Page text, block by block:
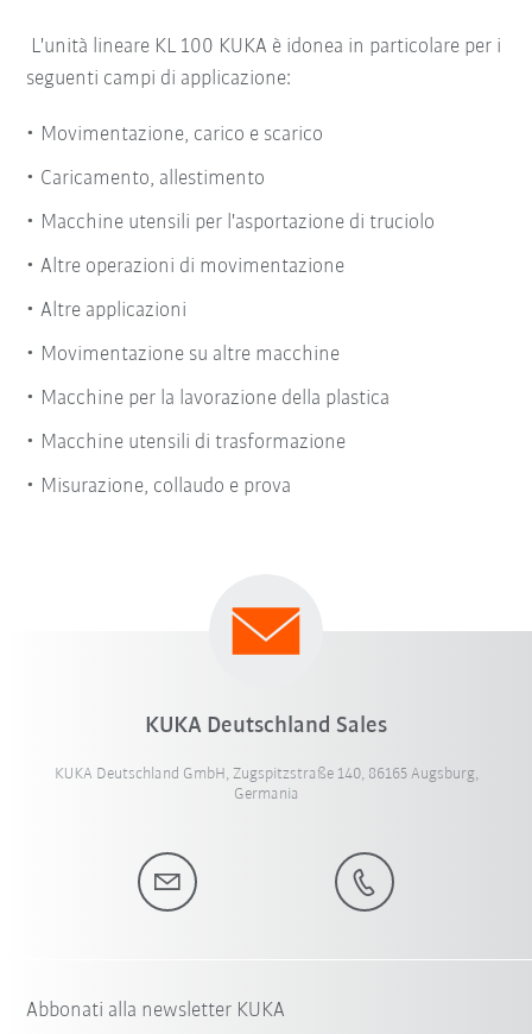
L'unità lineare KL 100 KUKA è idonea in particolare per i
seguenti campi di applicazione:
Movimentazione, carico e scarico
Caricamento, allestimento
Macchine utensili per l'asportazione di truciolo
Altre operazioni di movimentazione
Altre applicazioni
Movimentazione su altre macchine
Macchine per la lavorazione della plastica
Macchine utensili di trasformazione
Misurazione, collaudo e prova
KUKA Deutschland Sales
KUKA Deutschland GmbH, Zugspitzstraße 140, 86165 Augsburg,
Germania
Abbonati alla newsletter KUKA